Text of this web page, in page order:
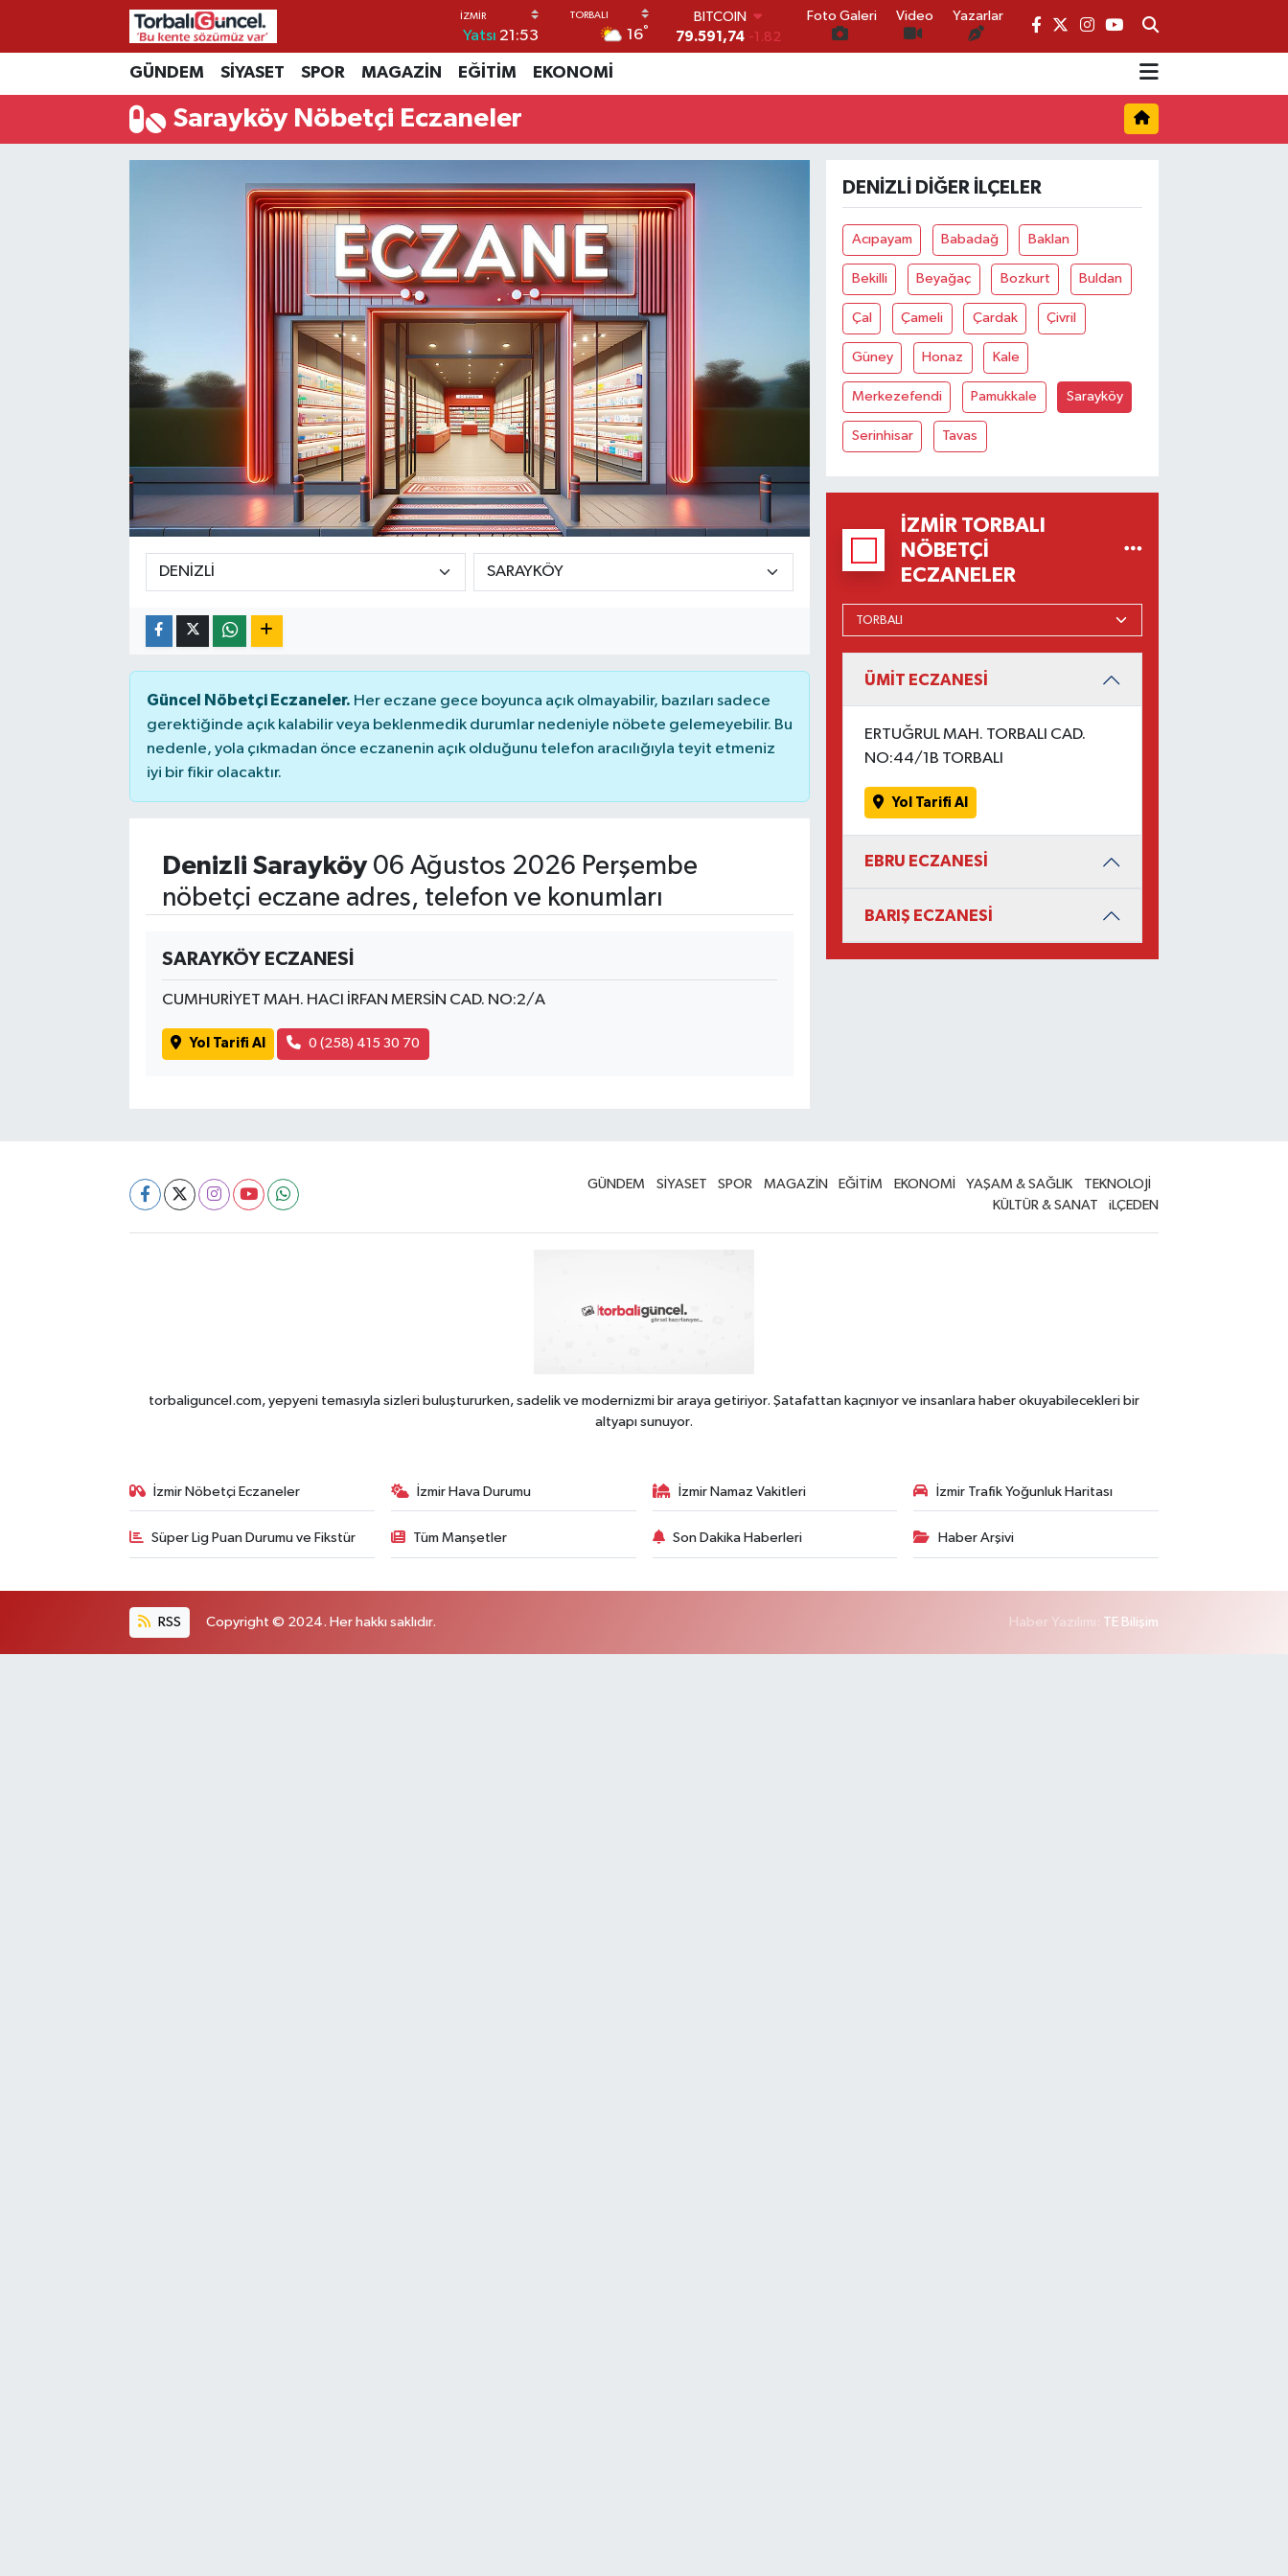
Yatsı 21:53 16°
BITCOIN
79.591,74 -1.82
DOLAR
EURO
61,60380 0.18
6862,09000
Foto Galeri Video Yazarlar
GÜNDEM SİYASET SPOR MAGAZİN EĞİTİM EKONOMİ
Sarayköy Nöbetçi Eczaneler
Güncel Nöbetçi Eczaneler. Her eczane gece boyunca açık olmayabilir, bazıları sadece
gerektiğinde açık kalabilir veya beklenmedik durumlar nedeniyle nöbete gelemeyebilir. Bu
nedenle, yola çıkmadan önce eczanenin açık olduğunu telefon aracılığıyla teyit etmeniz
iyi bir fikir olacaktır.
Denizli Sarayköy06 Ağustos 2026 Perşembe
nöbetçi eczane adres, telefon ve konumları
SARAYKÖY ECZANESİ
CUMHURİYET MAH. HACI İRFAN MERSİN CAD. NO:2/A
Yol Tarifi Al 0 (258) 415 30 70
DENIZLI DIĞER İLÇELER
Acıpayam Babadağ Baklan
Bekilli Beyağaç Bozkurt Buldan
Çal Çameli Çardak Çivril
Güney Honaz Kale
Merkezefendi Pamukkale Sarayköy
Serinhisar Tavas
İZMIR TORBALI
NÖBETÇI
ECZANELER
ÜMİT ECZANESİ
ERTUĞRUL MAH. TORBALI CAD.
NO:44/1B TORBALI
Yol Tarifi Al
EBRU ECZANESİ
BARIŞ ECZANESİ
GÜNDEM SİYASET SPOR MAGAZİN EĞİTİM EKONOMİ YAŞAM & SAĞLIK
TEKNOLOJİ
KÜLTÜR & SANAT
iLÇEDEN
torbaliguncel.com, yepyeni temasıyla sizleri buluştururken, sadelik ve modernizmi bir araya getiriyor. Şatafattan kaçınıyor ve insanlara haber okuyabilecekleri bir
altyapı sunuyor.
İzmir Nöbetçi Eczaneler İzmir Hava Durumu İzmir Namaz Vakitleri İzmir Trafik Yoğunluk Haritası
Süper Lig Puan Durumu ve Fikstür Tüm Manşetler Son Dakika Haberleri Haber Arşivi
RSS Copyright © 2024. Her hakkı saklıdır. Haber Yazılımı: TE Bilişim
İzmir Nöbetçi Eczaneler
İzmir Hava Durumu
İzmir Trafik Yoğunluk Haritası
Son Dakika Haberleri